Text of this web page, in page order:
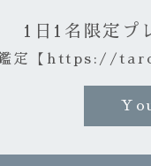
1日1名限定プ
定【https://